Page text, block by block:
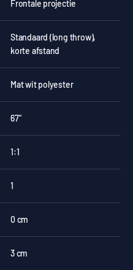
Frontale projectie
Standaard (long throw),
korte afstand
Mat wit polyester
67"
1:1
1
0 cm
3 cm